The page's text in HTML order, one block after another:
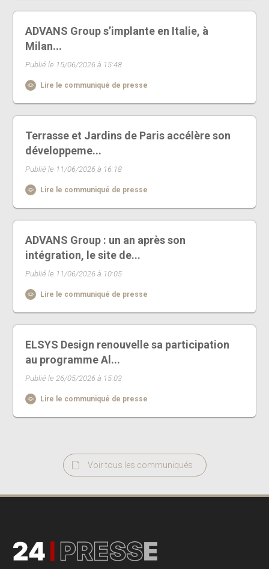
ADVANS Group s’implante en Italie, à
Milan...
Publié le 15/06/2026 à 15:48
Lire le communiqué de presse
Terrasse et Jardins de Paris accélère son
développeme...
Publié le 11/06/2026 à 16:18
Lire le communiqué de presse
ADVANS Group : un an après son
intégration, le site de...
Publié le 11/06/2026 à 10:05
Lire le communiqué de presse
ELSYS Design renouvelle sa participation
au programme Al...
Publié le 26/05/2026 à 15:03
Lire le communiqué de presse
Voir tous les communiqués